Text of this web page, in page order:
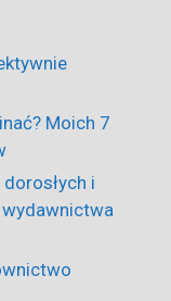
Moich 7
i